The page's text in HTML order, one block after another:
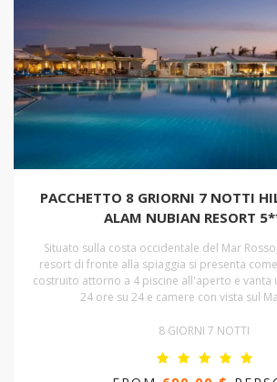
PACCHETTO 8 GRIORNI 7 NOTTI
ALAM NUBIAN RESORT
Situato sulla costa occidentale del Mar
resort di fronte alla spiaggia si presenta
costruito attorno a 4 piscine all'aperto e vanta
24 ore su 24 e camere con vista sul
8 GIORNI 7 NOTTI